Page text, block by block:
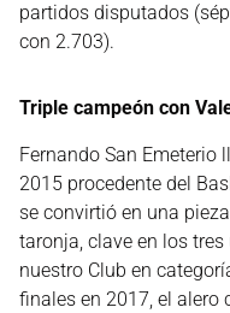
partidos disputados
con 2.703).
Triple campeón con
Fernando San Emeterio
2015 procedente del
se convirtió en una
taronja, clave en los
nuestro Club en
finales en 2017, el alero